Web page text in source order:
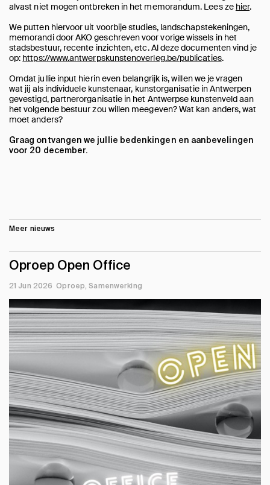
alvast niet mogen ontbreken in het memorandum. Lees ze hier.
We putten hiervoor uit voorbije studies, landschapstekeningen,
memorandi door AKO geschreven voor vorige wissels in het
stadsbestuur, recente inzichten, etc. Al deze documenten vind je
op: https://www.antwerpskunstenoverleg.be/publicaties.
Omdat jullie input hierin even belangrijk is, willen we je vragen
wat jij als individuele kunstenaar, kunstorganisatie in Antwerpen
gevestigd, partnerorganisatie in het Antwerpse kunstenveld aan
het volgende bestuur zou willen meegeven? Wat kan anders, wat
moet anders?
Graag ontvangen we jullie bedenkingen en aanbevelingen
voor 20 december.
Meer nieuws
Oproep Open Office
21 Jun 2026 Oproep Samenwerking